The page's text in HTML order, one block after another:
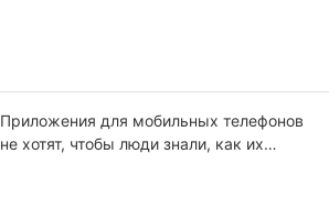
Приложения для мобильных телефонов
не хотят, чтобы люди знали, как их